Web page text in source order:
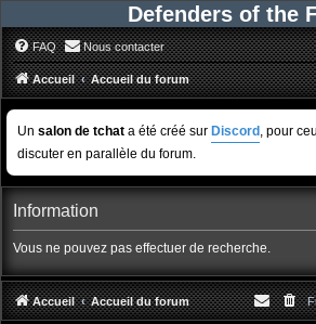
Defenders of the
FAQ Nous contacter
Accueil Accueil du forum
Un salon de tchat a été créé sur Discord , pour
discuter en parallèle du forum.
Information
Vous ne pouvez pas effectuer de recherche.
Accueil Accueil du forum